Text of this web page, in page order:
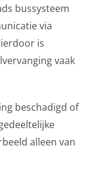
bussysteem
via
is
vaak
beschadigd of
alleen van